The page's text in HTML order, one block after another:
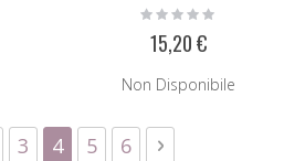
Rating:
15,20 €
Non Disponibile
Pagina
3 Attualmente stai
4 Pagina
5 Pagina
6 Pagina
Successivo